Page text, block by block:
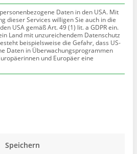
Autorinnen und Autoren, die ich
auch
habe:
an. Hier der Erfahrungsbericht eines
Daten in den USA. Mit
dieser Services willigen Sie auch in die
USA gemäß Art. 49 (1) lit. a GDPR ein.
Land mit unzureichendem Datenschutz
beispielsweise die Gefahr, dass US-
Daten in Überwachungsprogrammen
und Europäer eine
Gruppen, für die eine
Speichern